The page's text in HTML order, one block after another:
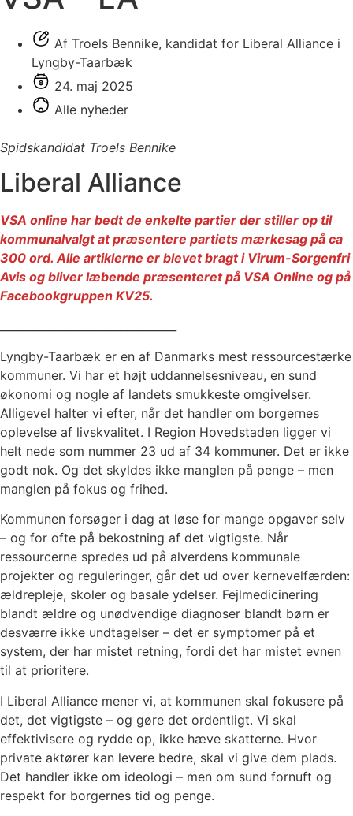
Af Troels Bennike, kandidat for Liberal Alliance i
Lyngby-Taarbæk
24. maj 2025
Alle nyheder
Spidskandidat Troels Bennike
Liberal Alliance
VSA online har bedt de enkelte partier der stiller op til
kommunalvalgt at præsentere partiets mærkesag på ca
300 ord. Alle artiklerne er blevet bragt i Virum-Sorgenfri
Avis og bliver læbende præsenteret på VSA Online og på
Facebookgruppen KV25.
Lyngby-Taarbæk er en af Danmarks mest ressourcestærke
kommuner. Vi har et højt uddannelsesniveau, en sund
økonomi og nogle af landets smukkeste omgivelser.
Alligevel halter vi efter, når det handler om borgernes
oplevelse af livskvalitet. I Region Hovedstaden ligger vi
helt nede som nummer 23 ud af 34 kommuner. Det er ikke
godt nok. Og det skyldes ikke manglen på penge – men
manglen på fokus og frihed.
Kommunen forsøger i dag at løse for mange opgaver selv
– og for ofte på bekostning af det vigtigste. Når
ressourcerne spredes ud på alverdens kommunale
projekter og reguleringer, går det ud over kernevelfærden:
ældrepleje, skoler og basale ydelser. Fejlmedicinering
blandt ældre og unødvendige diagnoser blandt børn er
desværre ikke undtagelser – det er symptomer på et
system, der har mistet retning, fordi det har mistet evnen
til at prioritere.
I Liberal Alliance mener vi, at kommunen skal fokusere på
det, det vigtigste – og gøre det ordentligt. Vi skal
effektivisere og rydde op, ikke hæve skatterne. Hvor
private aktører kan levere bedre, skal vi give dem plads.
Det handler ikke om ideologi – men om sund fornuft og
respekt for borgernes tid og penge.